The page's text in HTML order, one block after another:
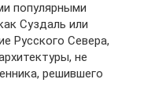
популярными
Суздаль или
Русского Севера,
не
решившего